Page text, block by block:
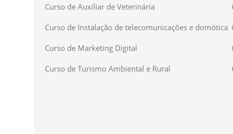
Curso de Auxiliar de Veterinária
Curso de Instalação de telecomunicações e domótica
Curso de Marketing Digital
Curso de Turismo Ambiental e Rural